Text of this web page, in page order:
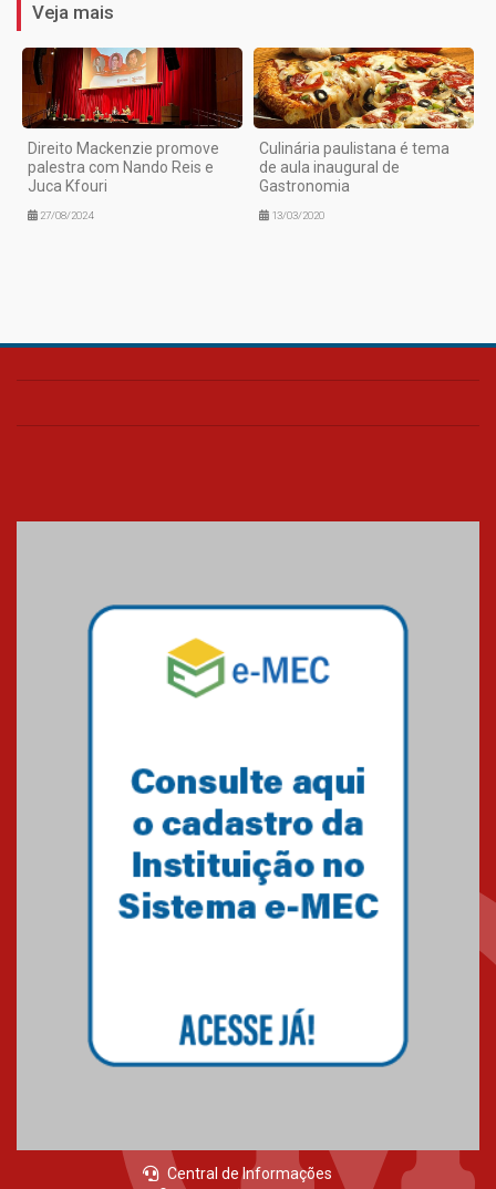
Veja mais
Direito Mackenzie promove
palestra com Nando Reis e
Juca Kfouri
27/08/2024
Culinária paulistana é tema
de aula inaugural de
Gastronomia
13/03/2020
Central de Informações